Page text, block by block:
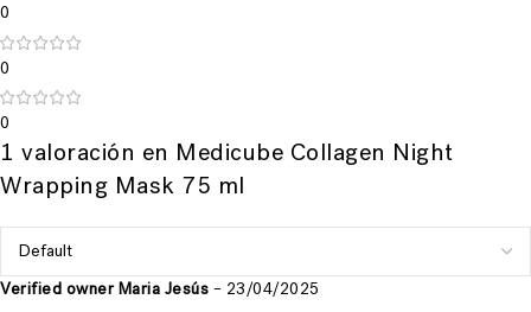
0
0
0
1 valoración en Medicube Collagen Night
Wrapping Mask 75 ml
Verified ownerMaria Jesús – 23/04/2025